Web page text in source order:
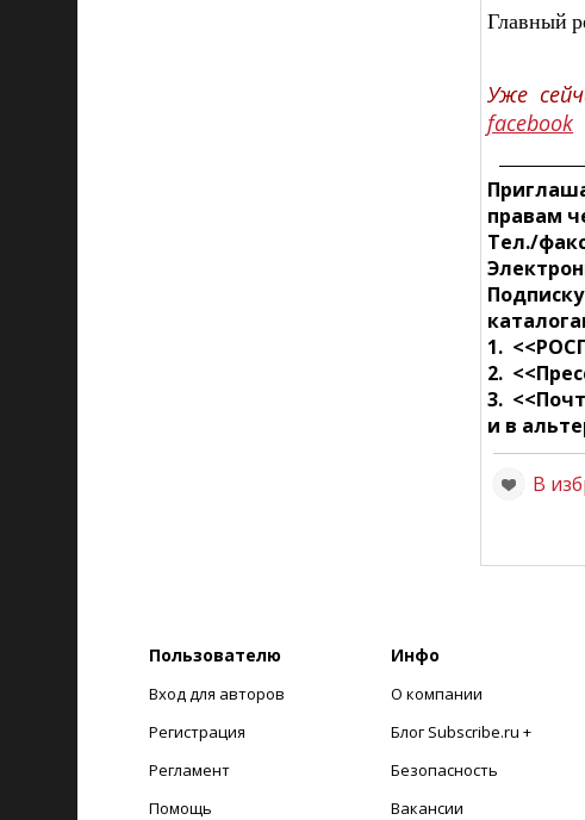
Главный
Уже
facebook
правам
Тел./
1.
2.
3.
и в
В
Пользователю
Вход для авторов
Регистрация
Регламент
Помощь
Инфо
О компании
Блог Subscribe.ru +
Безопасность
Вакансии